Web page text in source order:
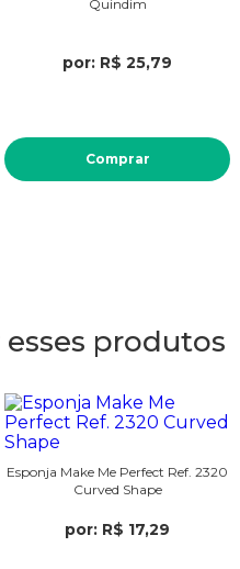
Quindim
por: R$ 25,79
Comprar
produtos
Esponja Make Me Perfect Ref. 2320
Curved Shape
por: R$ 17,29